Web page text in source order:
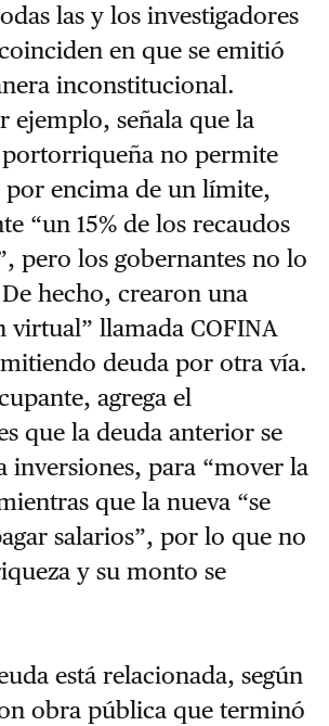
las y los investigadores
en que se emitió
inconstitucional.
ejemplo, señala que la
no permite
encima de un límite,
“un 15% de los recaudos
pero los gobernantes no lo
hecho, crearon una
virtual” llamada COFINA
deuda por otra vía.
agrega el
que la deuda anterior se
inversiones, para “mover la
que la nueva “se
salarios”, por lo que no
y su monto se
está relacionada, según
obra pública que terminó